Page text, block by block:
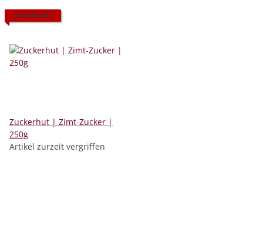
AUSVERKAUFT
Zuckerhut | Zimt-Zucker |
250g
Artikel zurzeit vergriffen